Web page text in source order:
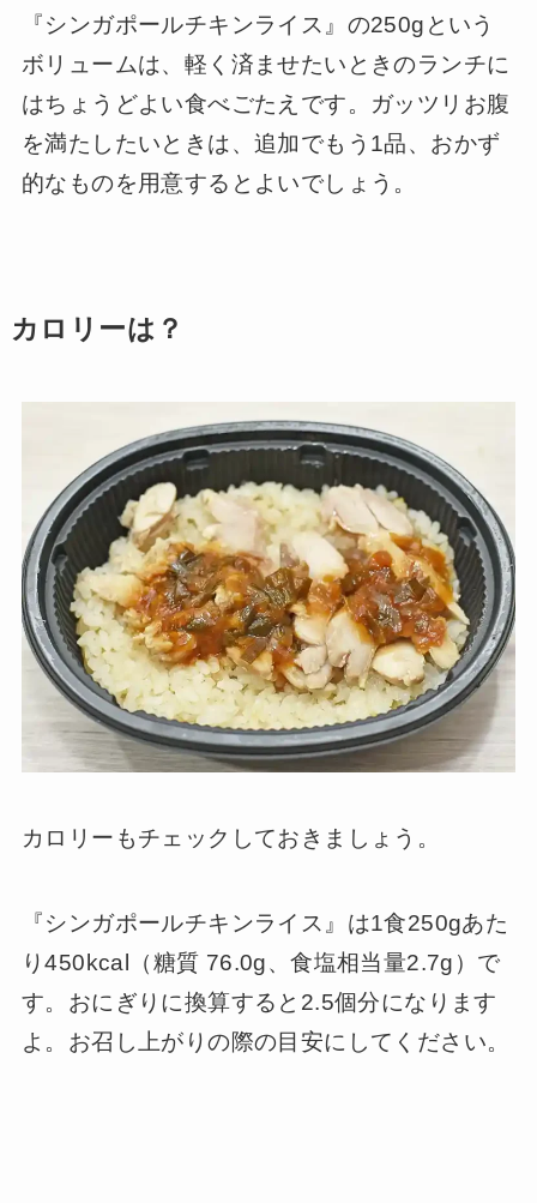
『シンガポールチキンライス』の250gという
ボリュームは、軽く済ませたいときのランチに
はちょうどよい食べごたえです。ガッツリお腹
を満たしたいときは、追加でもう1品、おかず
的なものを用意するとよいでしょう。
カロリーは？
カロリーもチェックしておきましょう。
『シンガポールチキンライス』は1食250gあた
り450kcal（糖質 76.0g、食塩相当量2.7g）で
す。おにぎりに換算すると2.5個分になります
よ。お召し上がりの際の目安にしてください。